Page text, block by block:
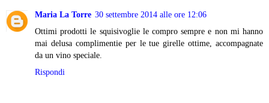
Maria La Torre 30 settembre 2014 alle ore 12:06
Ottimi prodotti le squisivoglie le compro sempre e non mi hanno
mai delusa complimentie per le tue girelle ottime, accompagnate
da un vino speciale.
Rispondi